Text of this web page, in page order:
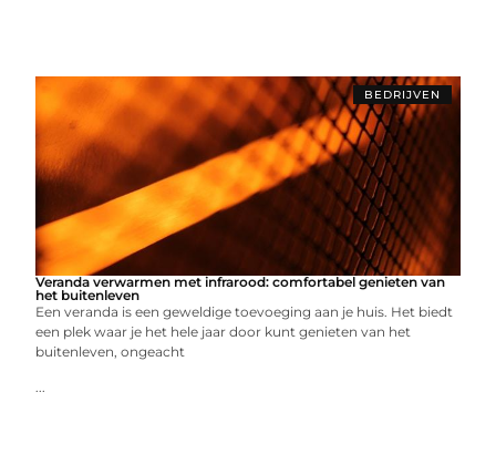
BEDRIJVEN
Veranda verwarmen met infrarood: comfortabel genieten van
het buitenleven
Een veranda is een geweldige toevoeging aan je huis. Het biedt
een plek waar je het hele jaar door kunt genieten van het
buitenleven, ongeacht
...